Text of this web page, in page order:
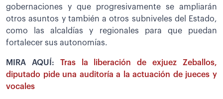
gobernaciones y que progresivamente se ampliarán
otros asuntos y también a otros subniveles del Estado,
como las alcaldías y regionales para que puedan
fortalecer sus autonomías.
MIRA AQUÍ: Tras la liberación de exjuez Zeballos,
diputado pide una auditoría a la actuación de jueces y
vocales